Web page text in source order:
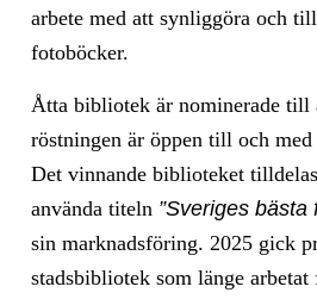
arbete med att synliggöra och
fotoböcker.
Åtta bibliotek är nominerade till
röstningen är öppen till och
Det vinnande biblioteket
använda titeln ”Sveriges
sin marknadsföring. 2025 gick
stadsbibliotek som länge